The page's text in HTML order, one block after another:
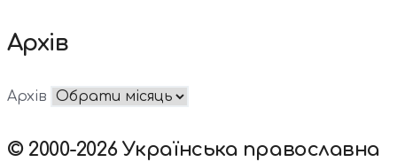
Архів
Архів
© 2000-2026 Українська православна